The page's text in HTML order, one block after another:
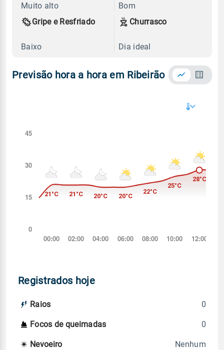
Muito alto
Bom
Gripe e Resfriado
Baixo
Churrasco
Dia ideal
Previsão hora a hora em Ribeirão
Registrados hoje
Raios 0
Focos de queimadas 0
Nevoeiro Nenhum